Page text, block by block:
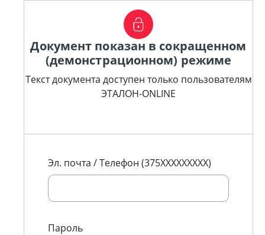
Документ показан в сокращенном
(демонстрационном) режиме
Текст документа доступен только пользователям
ЭТАЛОН-ONLINE
Эл. почта / Телефон (375XXXXXXXXX)
Пароль